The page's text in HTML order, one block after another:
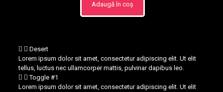
Adaugă în coș
Desert
Lorem ipsum dolor sit amet, consectetur adipiscing elit. Ut elit
tellus, luctus nec ullamcorper mattis, pulvinar dapibus leo.
Toggle #1
Lorem ipsum dolor sit amet, consectetur adipiscing elit. Ut elit